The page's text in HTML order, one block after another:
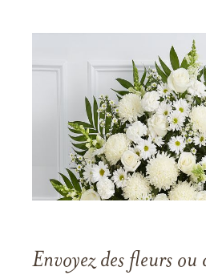
Envoyez des fleurs ou